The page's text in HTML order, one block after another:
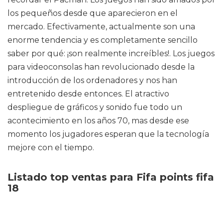
los pequeños desde que aparecieron en el
mercado. Efectivamente, actualmente son una
enorme tendencia y es completamente sencillo
saber por qué: ¡son realmente increíbles!. Los juegos
para videoconsolas han revolucionado desde la
introducción de los ordenadores y nos han
entretenido desde entonces. El atractivo
despliegue de gráficos y sonido fue todo un
acontecimiento en los años 70, mas desde ese
momento los jugadores esperan que la tecnología
mejore con el tiempo.
Listado top ventas para Fifa points fifa
18